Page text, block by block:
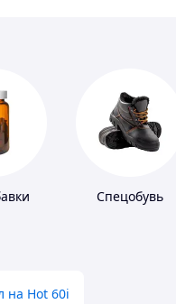
Спецобувь
на Hot 60i